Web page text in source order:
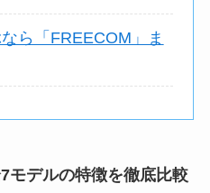
ら「FREECOM」ま
モデルの特徴を徹底比較